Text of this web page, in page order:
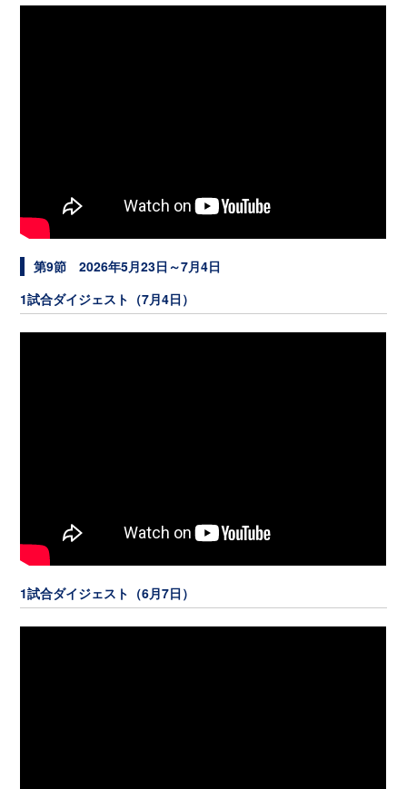
第9節 2026年5月23日～7月4日
1試合ダイジェスト（7月4日）
1試合ダイジェスト（6月7日）